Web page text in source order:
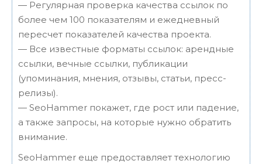
— Регулярная проверка качества ссылок по
более чем 100 показателям и ежедневный
пересчет показателей качества проекта.
— Все известные форматы ссылок: арендные
ссылки, вечные ссылки, публикации
(упоминания, мнения, отзывы, статьи, пресс-
релизы).
— SeoHammer покажет, где рост или падение,
а также запросы, на которые нужно обратить
внимание.
SeoHammer еще предоставляет технологию